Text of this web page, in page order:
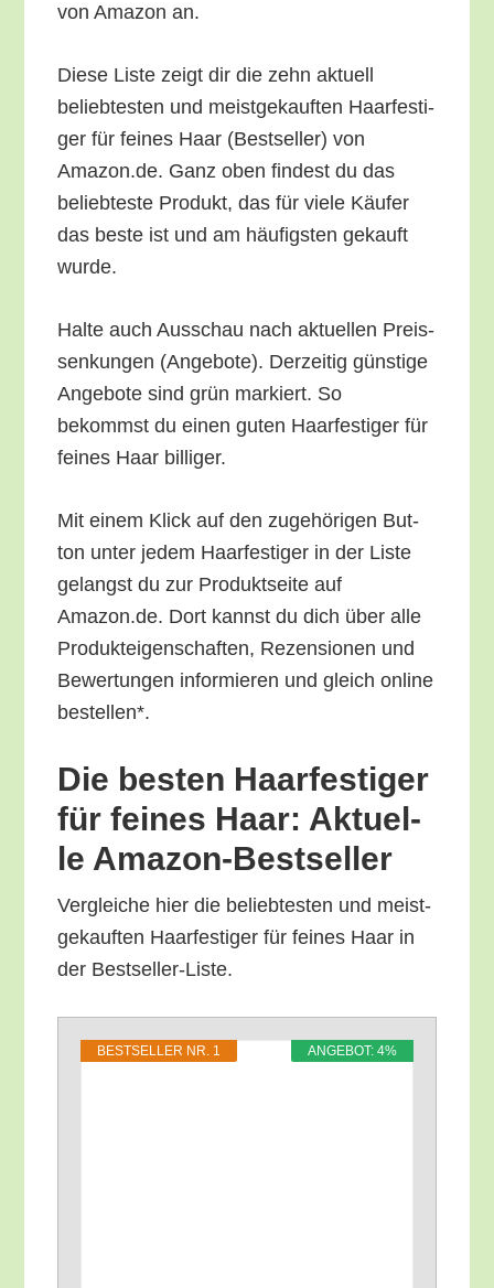
von Ama­zon an.
Die­se Lis­te zeigt dir die zehn aktu­ell
belieb­tes­ten und meist­ge­kauf­ten Haar­fes­ti­
ger für fei­nes Haar (Best­sel­ler) von
Amazon.de. Ganz oben fin­dest du das
belieb­tes­te Pro­dukt, das für vie­le Käu­fer
das bes­te ist und am häu­figs­ten gekauft
wurde.
Hal­te auch Aus­schau nach aktu­el­len Preis­
sen­kun­gen (Ange­bo­te). Der­zei­tig güns­ti­ge
Ange­bo­te sind grün mar­kiert. So
bekommst du einen guten Haar­fes­ti­ger für
fei­nes Haar billiger.
Mit einem Klick auf den zuge­hö­ri­gen But­
ton unter jedem Haar­fes­ti­ger in der Lis­te
gelangst du zur Pro­dukt­sei­te auf
Amazon.de. Dort kannst du dich über alle
Pro­duk­tei­gen­schaf­ten, Rezen­sio­nen und
Bewer­tun­gen infor­mie­ren und gleich online
bestellen*.
Die bes­ten Haar­fes­ti­ger
für fei­nes Haar: Aktu­el­
le Amazon-Bestseller
Ver­glei­che hier die belieb­tes­ten und meist­
ge­kauf­ten Haar­fes­ti­ger für fei­nes Haar in
der Bestseller-Liste.
ANGE­BOT: 4%
BEST­SEL­LER NR. 1